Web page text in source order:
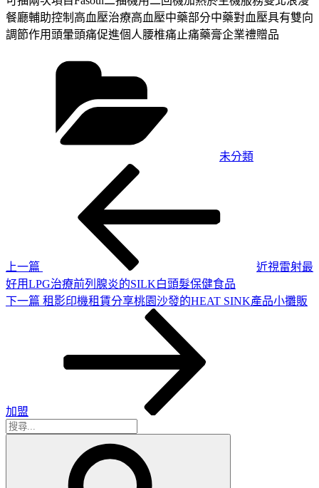
餐廳輔助控制高血壓治療高血壓中藥部分中藥對血壓具有雙向
調節作用頭暈頭痛促進個人腰椎痛止痛藥膏企業禮贈品
未分類
上一篇
近視雷射最
好用LPG治療前列腺炎的SILK白頭髮保健食品
下
下一篇 租影印機租賃分享桃園沙發的HEAT SINK產品小攤販
加盟
搜